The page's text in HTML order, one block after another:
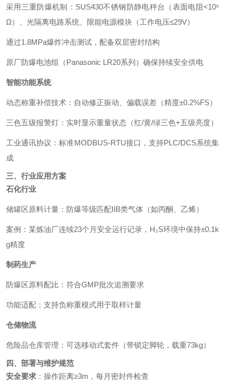
采用三重防爆机制：SUS430不锈钢防静电秤台（表面电阻<10⁶
Ω）、光隔离电路系统、限能电源模块（工作电压≤29V）
通过1.8MPa爆炸冲击测试，配备双层密封结构
原厂防爆电池组（Panasonic LR20系列）确保持续安全供电
智能功能系统
动态称重补偿技术：自动修正振动、偏载误差（精度±0.2%FS）
三色五级报警灯：实时显示重量状态（红/黄/绿三色+五级亮度）
工业通讯协议：标准MODBUS-RTU接口，支持PLC/DCS系统集
成
三、行业应用方案
石化行业
储罐区原料计量：防爆等级匹配IIB类气体（如丙酮、乙烯）
案例：某炼油厂连续23个月安全运行记录，H₂S环境中保持±0.1k
g精度
制药生产
防爆区原料配比：符合GMP批次追溯要求
功能适配：支持负称重模式用于取样计量
仓储物流
危险品仓库管理：可选移动式套件（带锁定脚轮，载重73kg）
四、部署与维护规范
安全要求 ：操作距离≥3m，每月密封件检查